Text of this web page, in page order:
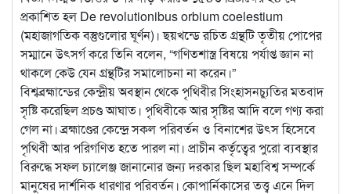
প্রকাশিত হল De revolutionibus orbium coelestium
(মহাজাগতিক বস্তুগুলোর ঘূর্ণন)। ছয়খন্ডে রচিত গ্রন্থটি তৃতীয় পোপের
সম্মানে উৎসর্গ করে তিনি বলেন, “গণিতশাস্ত্র বিষয়ে পর্যাপ্ত জ্ঞান না
থাকলে কেউ যেন গ্রন্থটির সমালোচনা না করেন।”
বিশ্বব্রহ্মান্ডের কেন্দ্রীয় অবস্থান থেকে পৃথিবীর সিংহাসনচ্যুতির মতবাদ
সৃষ্টি করেছিল প্রচণ্ড আঘাত। পৃথিবীকে আর সৃষ্টির আদি বলে গণ্য করা
গেল না। ব্রহ্মাণ্ডের কেন্দ্রে সকল পরিবর্তন ও বিনাশের উৎস হিসেবে
পৃথিবী আর পরিগণিত হতে পারল না। প্রাচীন কর্তৃত্বের পুরো ব্যবস্থার
বিরুদ্ধে সফল চ্যালেঞ্জ জানানোর জন্য দরকার ছিল মহাবিশ্ব সম্পর্কে
মানুষের দার্শনিক ধারণার পরিবর্তন। কোপার্নিকাসের তত্ত্ব এনে দিল